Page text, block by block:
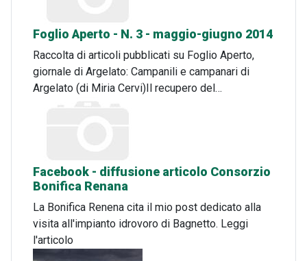
Foglio Aperto - N. 3 - maggio-giugno 2014
Raccolta di articoli pubblicati su Foglio Aperto,
giornale di Argelato: Campanili e campanari di
Argelato (di Miria Cervi)Il recupero del…
Facebook - diffusione articolo Consorzio
Bonifica Renana
La Bonifica Renena cita il mio post dedicato alla
visita all'impianto idrovoro di Bagnetto. Leggi
l'articolo